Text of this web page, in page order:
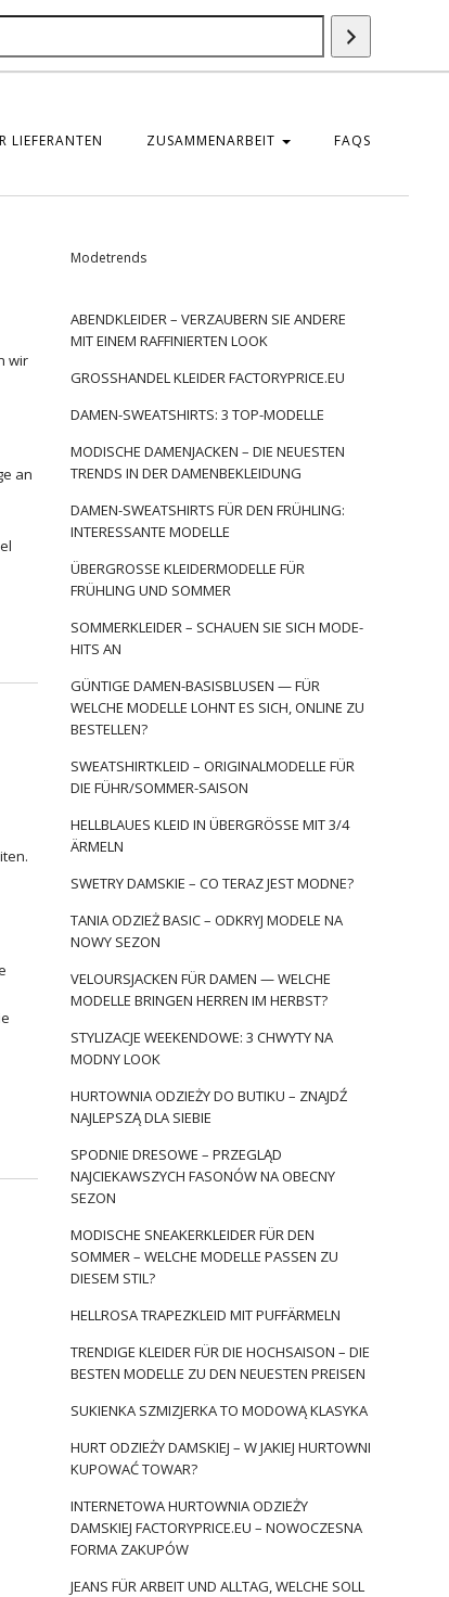
LIEFERANTEN ZUSAMMENARBEIT FAQS
wir
an
Modetrends
ABENDKLEIDER – VERZAUBERN SIE ANDERE
MIT EINEM RAFFINIERTEN LOOK
GROSSHANDEL KLEIDER FACTORYPRICE.EU
DAMEN-SWEATSHIRTS: 3 TOP-MODELLE
MODISCHE DAMENJACKEN – DIE NEUESTEN
TRENDS IN DER DAMENBEKLEIDUNG
DAMEN-SWEATSHIRTS FÜR DEN FRÜHLING:
INTERESSANTE MODELLE
ÜBERGROSSE KLEIDERMODELLE FÜR F
RÜHLING UND SOMMER
SOMMERKLEIDER – SCHAUEN SIE SICH MODE-
HITS AN
GÜNTIGE DAMEN-BASISBLUSEN — FÜR
WELCHE MODELLE LOHNT ES SICH, ONLINE ZU
BESTELLEN?
SWEATSHIRTKLEID – ORIGINALMODELLE FÜR
DIE FÜHR/SOMMER-SAISON
HELLBLAUES KLEID IN ÜBERGRÖSSE MIT 3/4 Ä
RMELN
SWETRY DAMSKIE – CO TERAZ JEST MODNE?
TANIA ODZIEŻ BASIC – ODKRYJ MODELE NA
NOWY SEZON
VELOURSJACKEN FÜR DAMEN — WELCHE
MODELLE BRINGEN HERREN IM HERBST?
STYLIZACJE WEEKENDOWE: 3 CHWYTY NA
MODNY LOOK
HURTOWNIA ODZIEŻY DO BUTIKU – ZNAJDŹ
NAJLEPSZĄ DLA SIEBIE
SPODNIE DRESOWE – PRZEGLĄD
NAJCIEKAWSZYCH FASONÓW NA OBECNY
SEZON
MODISCHE SNEAKERKLEIDER FÜR DEN
SOMMER – WELCHE MODELLE PASSEN ZU
DIESEM STIL?
HELLROSA TRAPEZKLEID MIT PUFFÄRMELN
TRENDIGE KLEIDER FÜR DIE HOCHSAISON – DIE
BESTEN MODELLE ZU DEN NEUESTEN PREISEN
SUKIENKA SZMIZJERKA TO MODOWĄ KLASYKA
HURT ODZIEŻY DAMSKIEJ – W JAKIEJ HURTOWNI
KUPOWAĆ TOWAR?
INTERNETOWA HURTOWNIA ODZIEŻY
DAMSKIEJ FACTORYPRICE.EU – NOWOCZESNA
FORMA ZAKUPÓW
JEANS FÜR ARBEIT UND ALLTAG, WELCHE SOLL